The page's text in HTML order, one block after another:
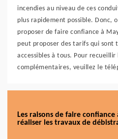
incendies au niveau de ces
plus rapidement possible. Donc,
proposer de faire confiance à
peut proposer des tarifs qui sont
accessibles à tous. Pour
complémentaires, veuillez le
Les raisons de faire
réaliser les travaux de